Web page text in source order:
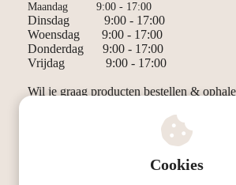
Maandag 9:00 - 17:00
Dinsdag 9:00 - 17:00
Woensdag 9:00 - 17:00
Donderdag 9:00 - 17:00
Vrijdag 9:00 - 17:00
Wil je graag producten bestellen &
Cookies